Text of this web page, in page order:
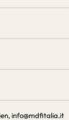
info@mdfitalia.it